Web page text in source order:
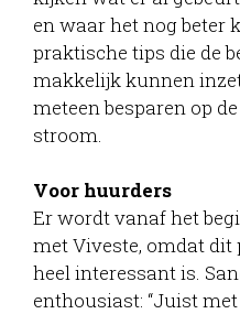
en waar het nog beter
praktische tips die de
makkelijk kunnen
meteen besparen op
stroom.
Voor huurders
Er wordt vanaf het
met Viveste, omdat
heel interessant is.
enthousiast: “Juist